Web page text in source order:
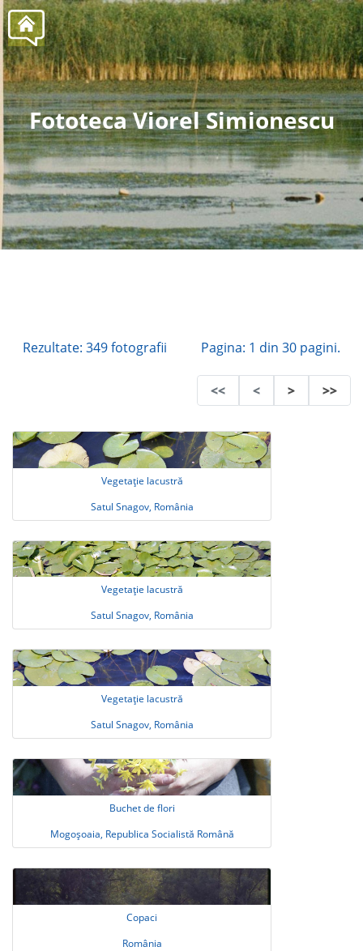
Fototeca Viorel Simionescu
Rezultate: 349 fotografii Pagina: 1 din 30 pagini.
<< < > >>
Vegetație lacustră
Satul Snagov, România
Vegetație lacustră
Satul Snagov, România
Vegetație lacustră
Satul Snagov, România
Buchet de flori
Mogoşoaia, Republica Socialistă Română
Copaci
România